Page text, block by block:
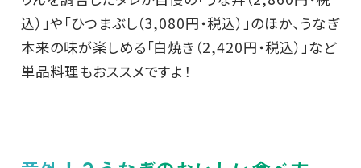
込）」や「ひつまぶし（3,080円・税込）」のほか、うなぎ
本来の味が楽しめる「白焼き（2,420円・税込）」など
単品料理もおススメですよ！